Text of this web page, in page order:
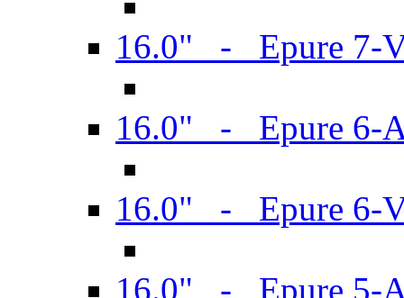
16.0" - Epure 7-
16.0" - Epure 6-
16.0" - Epure 6-
16.0" - Epure 5-